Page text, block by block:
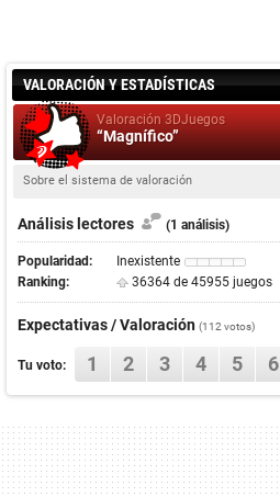
VALORACIÓN Y ESTADÍSTICAS
Valoración 3DJuegos
“Magnífico”
Sobre el sistema de valoración
Análisis lectores (1 análisis)
Popularidad: Inexistente
Ranking: 36364 de 45955 juegos
Expectativas / Valoración (112 votos)
Tu voto: 1 2 3 4 5 6